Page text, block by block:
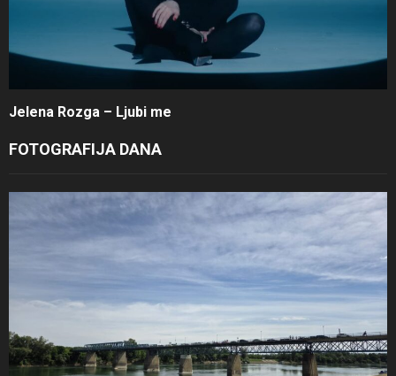
Jelena Rozga – Ljubi me
FOTOGRAFIJA DANA